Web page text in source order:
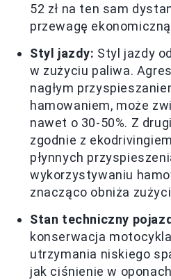
52 zł na ten sam
przewagę
Styl jazdy: Styl jazdy
w zużyciu paliwa.
nagłym
hamowaniem, może
nawet o 30-50%. Z
zgodnie z
płynnych
wykorzystywaniu
znacząco obniża
Stan techniczny
konserwacja
utrzymania niskiego
jak ciśnienie w